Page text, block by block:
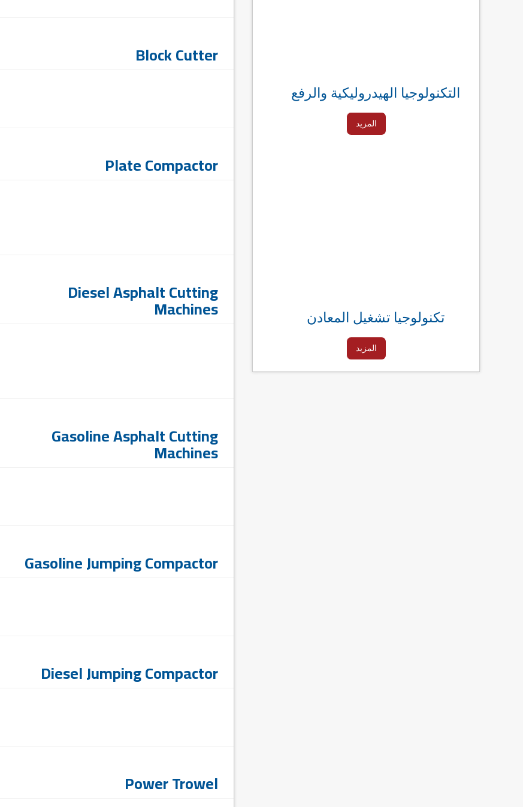
Block Cutter
Plate Compactor
Diesel Asphalt Cutting
Machines
Gasoline Asphalt Cutting
Machines
Gasoline Jumping Compactor
Diesel Jumping Compactor
Power Trowel
التكنولوجيا الهيدروليكية والرفع
المزيد
تكنولوجيا تشغيل المعادن
المزيد